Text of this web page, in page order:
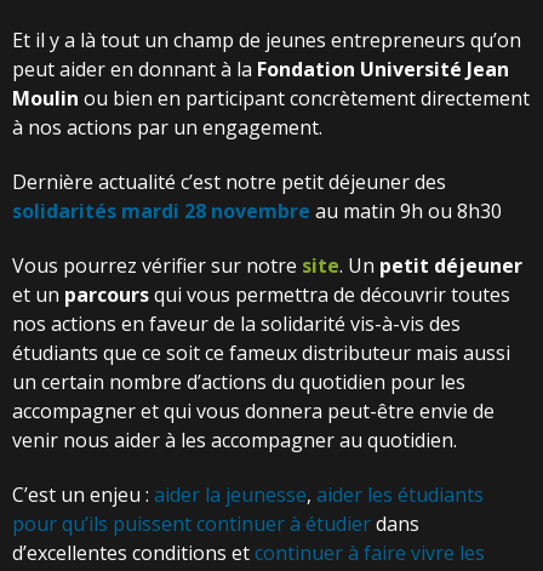
Et il y a là tout un champ de jeunes entrepreneurs qu’on
peut aider en donnant à la Fondation Université Jean
Moulin ou bien en participant concrètement directement
à nos actions par un engagement.
Dernière actualité c’est notre petit déjeuner des
solidarités mardi 28 novembre au matin 9h ou 8h30
Vous pourrez vérifier sur notre site. Un petit déjeuner
et un parcoursqui vous permettra de découvrir toutes
nos actions en faveur de la solidarité vis-à-vis des
étudiants que ce soit ce fameux distributeur mais aussi
un certain nombre d’actions du quotidien pour les
accompagner et qui vous donnera peut-être envie de
venir nous aider à les accompagner au quotidien.
C’est un enjeu : aider la jeunesse, aider les étudiants
pour qu’ils puissent continuer à étudierdans
d’excellentes conditions etcontinuer à faire vivre les